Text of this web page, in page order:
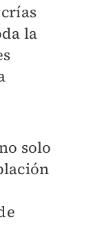
la
solo